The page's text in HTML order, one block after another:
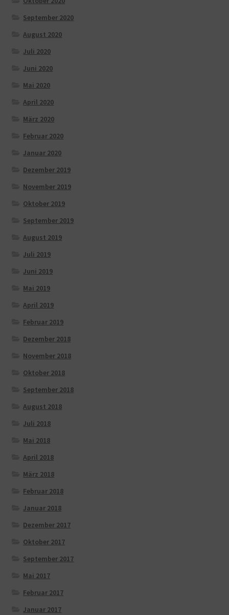
September 2020
August 2020
Juli 2020
Juni 2020
Mai 2020
April 2020
März 2020
Februar 2020
Januar 2020
Dezember 2019
November 2019
Oktober 2019
September 2019
August 2019
Juli 2019
Juni 2019
Mai 2019
April 2019
Februar 2019
Dezember 2018
November 2018
Oktober 2018
September 2018
August 2018
Juli 2018
Mai 2018
April 2018
März 2018
Februar 2018
Januar 2018
Dezember 2017
Oktober 2017
September 2017
Mai 2017
Februar 2017
Januar 2017